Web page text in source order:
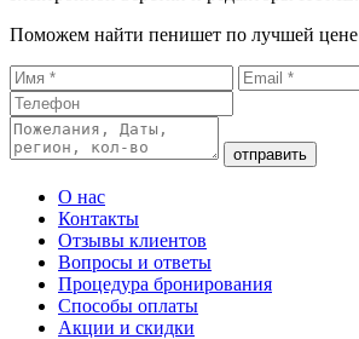
Поможем найти пенишет по лучшей цене
отправить
О нас
Контакты
Отзывы клиентов
Вопросы и ответы
Процедура бронирования
Способы оплаты
Акции и скидки